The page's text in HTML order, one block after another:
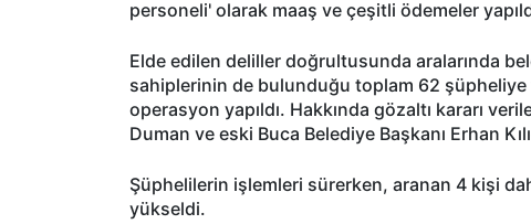
personeli' olarak maaş ve çeşitli ödemeler
Elde edilen deliller doğrultusunda aralarında
sahiplerinin de bulunduğu toplam 62
operasyon yapıldı. Hakkında gözaltı kararı
Duman ve eski Buca Belediye Başkanı Erhan
Şüphelilerin işlemleri sürerken, aranan 4 kişi
yükseldi.